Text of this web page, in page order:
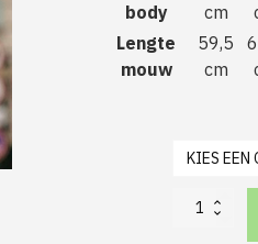
body
cm
Lengte
mouw
59,5
cm
Foute